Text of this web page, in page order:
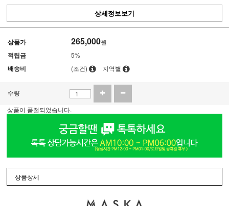
상세정보보기
상품가 265,000원
적립금 5%
배송비 (조건) 지역별
수량
상품이 품절되었습니다.
상품상세